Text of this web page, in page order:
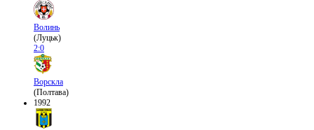
Волинь
(Луцьк)
2:0
Ворскла
(Полтава)
1992